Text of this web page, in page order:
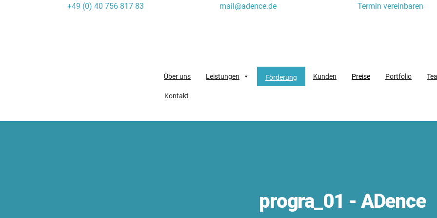
+49 (0) 40 756 817 83 mail@adence.de
Termin vereinbaren
Über uns Leistungen Förderung Kunden Preise Portfolio
Kontakt
progra_01 - ADence